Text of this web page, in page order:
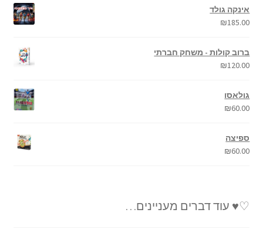
אינקה גולד
₪185.00
ברוב קולות - משחק חברתי
₪120.00
גולאסו
₪60.00
ספיצה
₪60.00
♡♥ עוד דברים מעניינים…